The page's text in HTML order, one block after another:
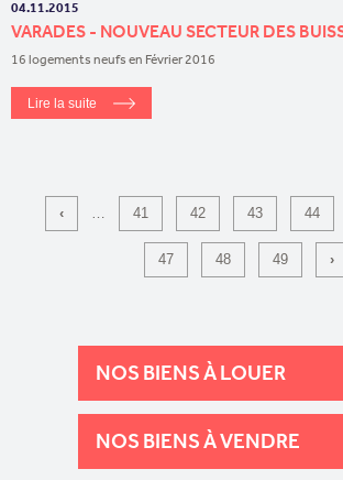
04.11.2015
VARADES - NOUVEAU SECTEUR DES
16 logements neufs en Février 2016
Lire la suite
‹ … 41 42 43 44
47 48 49 ›
NOS BIENS À LOUER
NOS BIENS À VENDRE